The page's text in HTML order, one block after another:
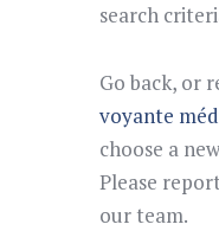
search
Go back, or
voyante
choose a
Please
our team.